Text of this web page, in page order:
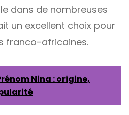
dans de nombreuses
un excellent choix pour
franco-africaines.
Nina : origine,